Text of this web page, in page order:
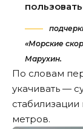
«Морские
Марухин.
По словам
укачивать —
метров.